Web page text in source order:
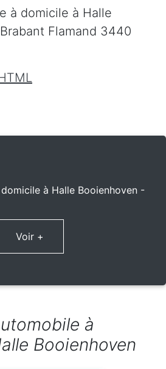
à domicile à Halle
Flamand 3440
à Halle Booienhoven -
Voir +
à
Booienhoven